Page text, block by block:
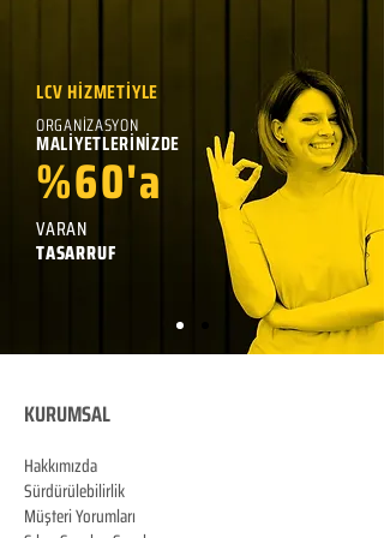
LCV HİZMETİYLE
ORGANİZASYON
MALİYETLERİNİZDE
%60'a
VARAN
TASARRUF
KURUMSAL
Hakkımızda
Sürdürülebilirlik
Müşteri Yorumları